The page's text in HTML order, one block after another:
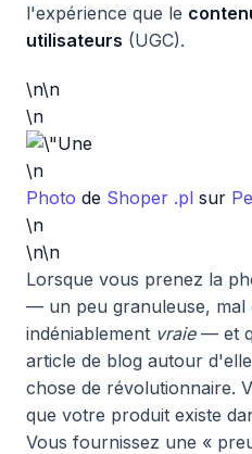
l'expérience que le
utilisateurs (UGC).
\n\n
\n
\n
Photo de Shoper .pl sur
\n
\n\n
Lorsque vous prenez la
— un peu granuleuse, mal
indéniablement vraie— et
article de blog autour
chose de révolutionnaire.
que votre produit existe
Vous fournissez une «